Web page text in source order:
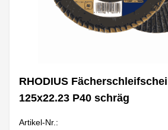
RHODIUS
125x22.23 P40 schräg
Artikel-Nr.: